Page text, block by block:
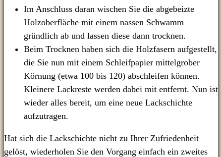
Im Anschluss daran wischen Sie die abgebeizte
Holzoberfläche mit einem nassen Schwamm
gründlich ab und lassen diese dann trocknen.
Beim Trocknen haben sich die Holzfasern aufgestellt,
die Sie nun mit einem Schleifpapier mittelgrober
Körnung (etwa 100 bis 120) abschleifen können.
Kleinere Lackreste werden dabei mit entfernt. Nun ist
wieder alles bereit, um eine neue Lackschichte
aufzutragen.
Hat sich die Lackschichte nicht zu Ihrer Zufriedenheit
gelöst, wiederholen Sie den Vorgang einfach ein zweites